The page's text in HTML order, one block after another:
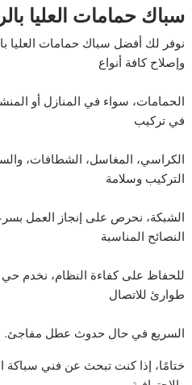
سباك حمامات العليا
نوفر لك أفضل سباك حمامات العليا
وإصلاح كافة أنواع
الحمامات، سواء في المنازل أو
في تركيب
الكراسي، المغاسل، الشطافات،
التركيب وسلامة
الشبكة، نحرص على إنجاز العمل
النصائح المناسبة
للحفاظ على كفاءة النظام، نخدم حي
طوارئ للاتصال
السريع في حال حدوث عطل مفاجئ.
ختامًا، إذا كنت تبحث عن فني سباكة